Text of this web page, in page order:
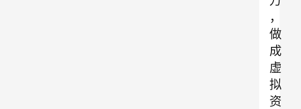
，
做
成
虚
拟
资